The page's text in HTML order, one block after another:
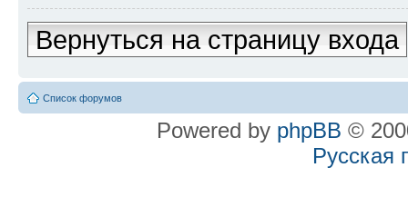
Вернуться на страницу входа
Список форумов
Powered by phpBB ©
Русская